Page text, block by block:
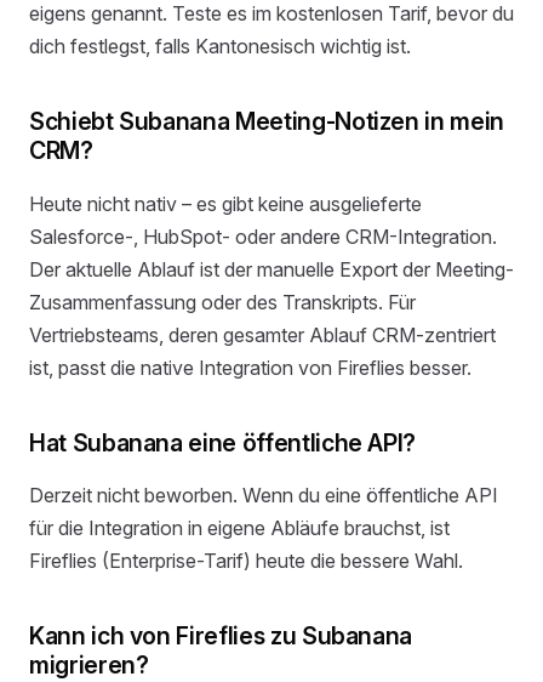
eigens genannt. Teste es im kostenlosen Tarif, bevor du
dich festlegst, falls Kantonesisch wichtig ist.
Schiebt Subanana Meeting-Notizen in mein
CRM?
Heute nicht nativ – es gibt keine ausgelieferte
Salesforce-, HubSpot- oder andere CRM-Integration.
Der aktuelle Ablauf ist der manuelle Export der Meeting-
Zusammenfassung oder des Transkripts. Für
Vertriebsteams, deren gesamter Ablauf CRM-zentriert
ist, passt die native Integration von Fireflies besser.
Hat Subanana eine öffentliche API?
Derzeit nicht beworben. Wenn du eine öffentliche API
für die Integration in eigene Abläufe brauchst, ist
Fireflies (Enterprise-Tarif) heute die bessere Wahl.
Kann ich von Fireflies zu Subanana
migrieren?